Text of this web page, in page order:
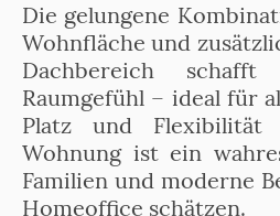
Die gelungene
Wohnfläche und
Dachbereich
Raumgefühl – ideal für
Platz und Flexibilität
Wohnung ist ein
Familien und moderne
Homeoffice schätzen.